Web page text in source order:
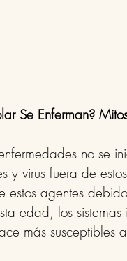
Se Enferman?
no se
y virus fuera de
agentes
edad, los
más susceptibles